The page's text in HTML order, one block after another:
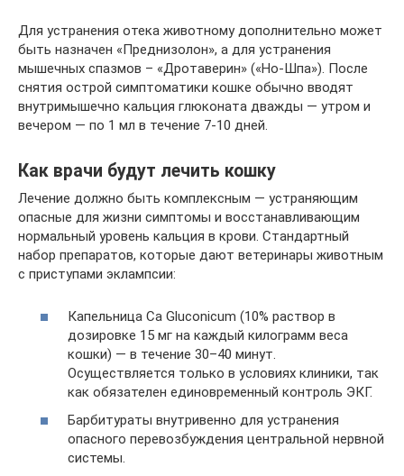
Для устранения отека животному дополнительно может
быть назначен «Преднизолон», а для устранения
мышечных спазмов – «Дротаверин» («Но-Шпа»). После
снятия острой симптоматики кошке обычно вводят
внутримышечно кальция глюконата дважды — утром и
вечером — по 1 мл в течение 7-10 дней.
Как врачи будут лечить кошку
Лечение должно быть комплексным — устраняющим
опасные для жизни симптомы и восстанавливающим
нормальный уровень кальция в крови. Стандартный
набор препаратов, которые дают ветеринары животным
с приступами эклампсии:
Капельница Ca Gluconicum (10% раствор в
дозировке 15 мг на каждый килограмм веса
кошки) — в течение 30–40 минут.
Осуществляется только в условиях клиники, так
как обязателен единовременный контроль ЭКГ.
Барбитураты внутривенно для устранения
опасного перевозбуждения центральной нервной
системы.